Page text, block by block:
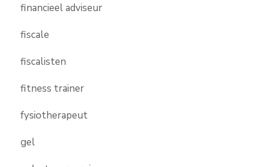
financieel adviseur
fiscale
fiscalisten
fitness trainer
fysiotherapeut
gel